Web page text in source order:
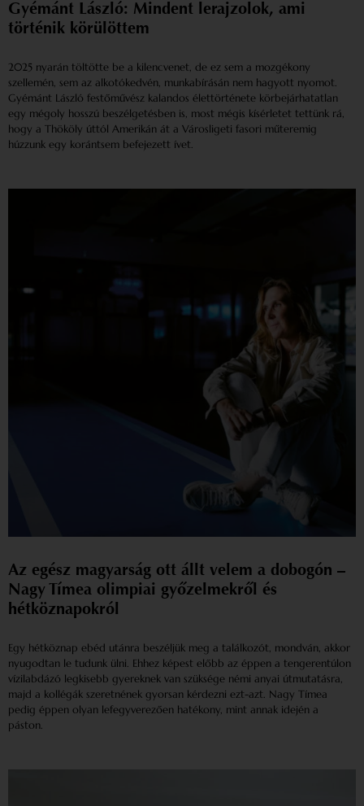
Gyémánt László: Mindent lerajzolok, ami
történik körülöttem
2025 nyarán töltötte be a kilencvenet, de ez sem a mozgékony
szellemén, sem az alkotókedvén, munkabírásán nem hagyott nyomot.
Gyémánt László festőművész kalandos élettörténete körbejárhatatlan
egy mégoly hosszú beszélgetésben is, most mégis kísérletet tettünk rá,
hogy a Thököly úttól Amerikán át a Városligeti fasori műteremig
húzzunk egy korántsem befejezett ívet.
Az egész magyarság ott állt velem a dobogón –
Nagy Tímea olimpiai győzelmekről és
hétköznapokról
Egy hétköznap ebéd utánra beszéljük meg a találkozót, mondván, akkor
nyugodtan le tudunk ülni. Ehhez képest előbb az éppen a tengerentúlon
vízilabdázó legkisebb gyereknek van szüksége némi anyai útmutatásra,
majd a kollégák szeretnének gyorsan kérdezni ezt-azt. Nagy Tímea
pedig éppen olyan lefegyverezően hatékony, mint annak idején a
páston.